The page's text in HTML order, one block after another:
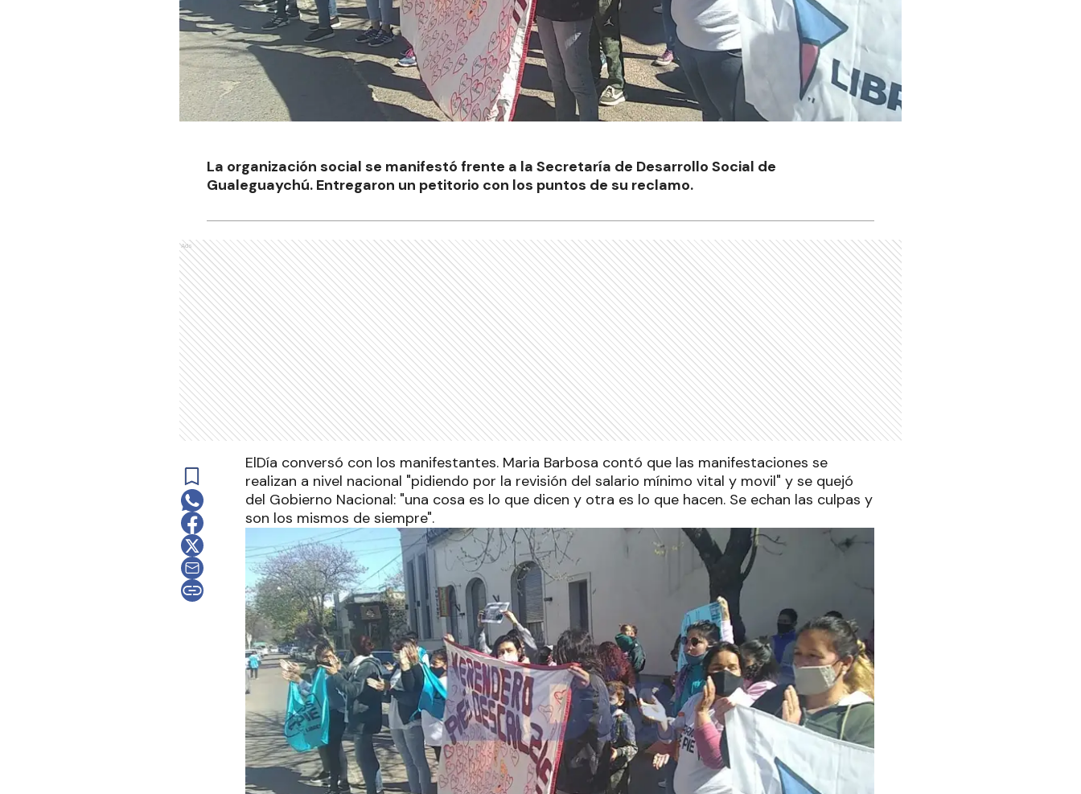
La organización social se manifestó frente a la Secretaría de Desarrollo Social de
Gualeguaychú. Entregaron un petitorio con los puntos de su reclamo.
Ads
ElDía conversó con los manifestantes. Maria Barbosa contó que las manifestaciones se
realizan a nivel nacional "pidiendo por la revisión del salario mínimo vital y movil" y se quejó
del Gobierno Nacional: "una cosa es lo que dicen y otra es lo que hacen. Se echan las culpas y
son los mismos de siempre".